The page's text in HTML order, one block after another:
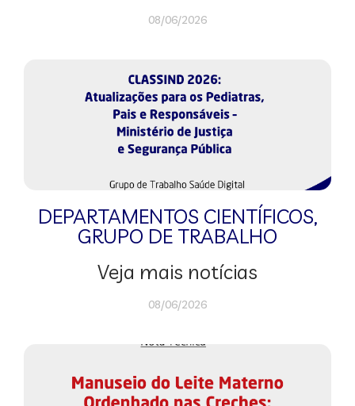
08/06/2026
DEPARTAMENTOS CIENTÍFICOS,
GRUPO DE TRABALHO
Veja mais notícias
08/06/2026